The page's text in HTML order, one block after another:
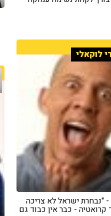
לוקאלי
- "נבחרת ישראל לא צריכה
- כבר אין כבוד גם